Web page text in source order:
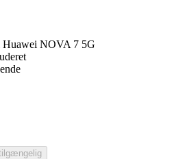
NOVA 7 5G